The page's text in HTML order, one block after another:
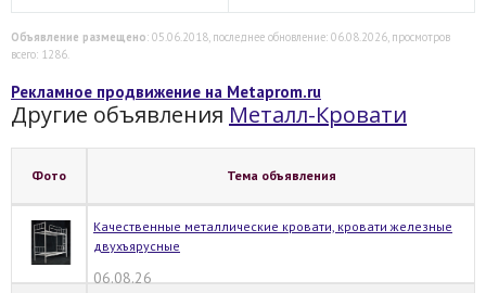
Объявление размещено: 05.06.2018, последнее обновление: 06.08.2026, просмотров
всего: 1286.
Рекламное продвижение на Metaprom.ru
Другие объявления Металл-Кровати
Фото Тема объявления
Качественные металлические кровати, кровати железные
двухъярусные
06.08.26